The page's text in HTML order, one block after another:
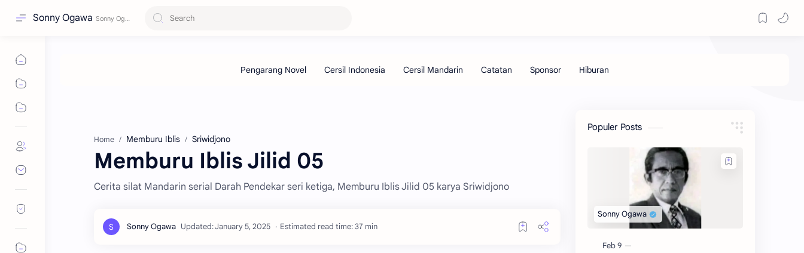
Sonny Ogawa
Home Memburu Iblis Sriwidjono
Memburu Iblis Jilid 05
Cerita silat Mandarin serial Darah Pendekar seri ketiga, Memburu Iblis Jilid 05 karya Sriwidjono
Estimated read time: 37 min
Populer Posts